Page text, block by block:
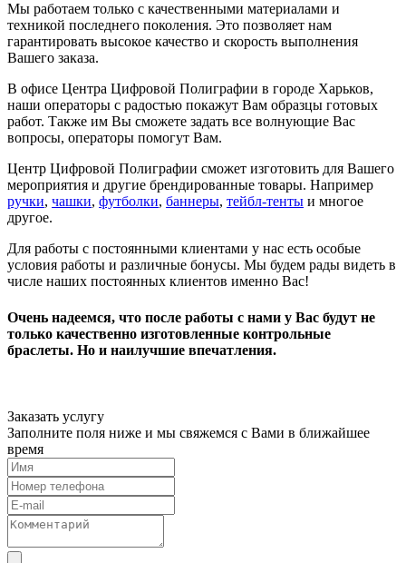
Мы работаем только с качественными материалами и
техникой последнего поколения. Это позволяет нам
гарантировать высокое качество и скорость выполнения
Вашего заказа.
В офисе Центра Цифровой Полиграфии в городе Харьков,
наши операторы с радостью покажут Вам образцы готовых
работ. Также им Вы сможете задать все волнующие Вас
вопросы, операторы помогут Вам.
Центр Цифровой Полиграфии сможет изготовить для Вашего
мероприятия и другие брендированные товары. Например
ручки, чашки, футболки, баннеры, тейбл-тенты и многое
другое.
Для работы с постоянными клиентами у нас есть особые
условия работы и различные бонусы. Мы будем рады видеть в
числе наших постоянных клиентов именно Вас!
Очень надеемся, что после работы с нами у Вас будут не
только качественно изготовленные контрольные
браслеты. Но и наилучшие впечатления.
Заказать услугу
Заполните поля ниже и мы свяжемся с Вами в ближайшее
время